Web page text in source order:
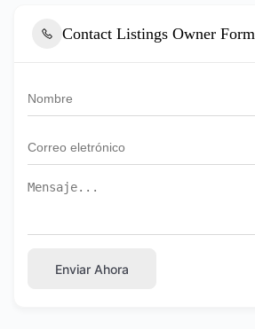
Contact Listings Owner Form
Enviar Ahora